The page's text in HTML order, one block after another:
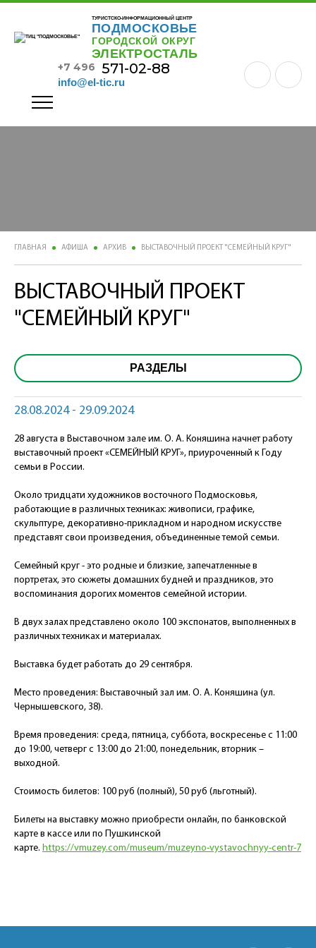
ТУРИСТСКО-ИНФОРМАЦИОННЫЙ ЦЕНТР
ПОДМОСКОВЬЕ
ГОРОДСКОЙ ОКРУГ
ЭЛЕКТРОСТАЛЬ
+7 496 571-02-88
info@el-tic.ru
ГЛАВНАЯ АФИША АРХИВ ВЫСТАВОЧНЫЙ ПРОЕКТ "СЕМЕЙНЫЙ КРУГ"
ВЫСТАВОЧНЫЙ ПРОЕКТ
"СЕМЕЙНЫЙ КРУГ"
РАЗДЕЛЫ
28.08.2024 - 29.09.2024
28 августа в Выставочном зале им. О. А. Коняшина начнет работу
выставочный проект «СЕМЕЙНЫЙ КРУГ», приуроченный к Году
семьи в России.
Около тридцати художников восточного Подмосковья,
работающие в различных техниках: живописи, графике,
скульптуре, декоративно-прикладном и народном искусстве
представят свои произведения, объединенные темой семьи.
Семейный круг - это родные и близкие, запечатленные в
портретах, это сюжеты домашних будней и праздников, это
воспоминания дорогих моментов семейной истории.
В двух залах представлено около 100 экспонатов, выполненных в
различных техниках и материалах.
Выставка будет работать до 29 сентября.
Место проведения: Выставочный зал им. О. А. Коняшина (ул.
Чернышевского, 38).
Время проведения: среда, пятница, суббота, воскресенье с 11:00
до 19:00, четверг с 13:00 до 21:00, понедельник, вторник –
выходной.
Стоимость билетов: 100 руб (полный), 50 руб (льготный).
Билеты на выставку можно приобрести онлайн, по банковской
карте в кассе или по Пушкинской
карте. https://vmuzey.com/museum/muzeyno-vystavochnyy-centr-7